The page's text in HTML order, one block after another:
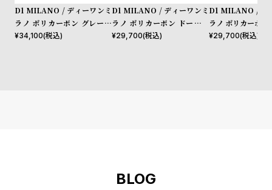
o
p
D1 MILANO / ディーワンミ
ラノ ポリカーボン グレーメ
ッシュ
¥34,100(税込)
D1 MILANO / ディーワンミ
ラノ ポリカーボン ドーンラ
イト
¥29,700(税込)
D1 MILANO / デ
ラノ ポリカーボン
¥29,700(税込)
BLOG